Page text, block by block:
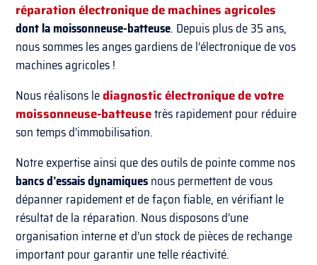
réparation électronique de machines agricoles
dont la moissonneuse-batteuse. Depuis plus de 35 ans,
nous sommes les anges gardiens de l’électronique de vos
machines agricoles !
Nous réalisons lediagnostic électronique de votre
moissonneuse-batteusetrès rapidement pour réduire
son temps d’immobilisation.
Notre expertise ainsi que des outils de pointe comme nos
bancs d’essais dynamiquesnous permettent de vous
dépanner rapidement et de façon fiable, en vérifiant le
résultat de la réparation. Nous disposons d’une
organisation interne et d’un stock de pièces de rechange
important pour garantir une telle réactivité.